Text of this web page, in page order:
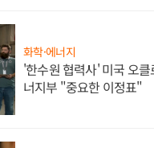
화학·에너지
'한수원 협력사' 미국 오
너지부 "중요한 이정표"